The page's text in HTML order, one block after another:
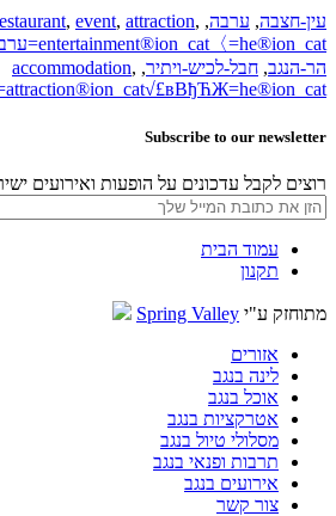
עין-חצבה, ערבה,
, event, attraction,
entertainment®ion_cat〈=he®ion_cat=ערבה
הר-הנגב, חבל-לכיש-ויתיר,
accommodation,
attraction®ion_cat√£вВђЋЖ=he®ion_cat=ערבה
Subscribe to our newsletter
רוצים לקבל עדכונים על הופעות ואירועים
עמוד הבית
תקנון
מתוחזק ע"י Spring Valley
אזורים
לינה בנגב
אוכל בנגב
אטרקציות בנגב
מסלולי טיול בנגב
תרבות ופנאי בנגב
אירועים בנגב
צור קשר